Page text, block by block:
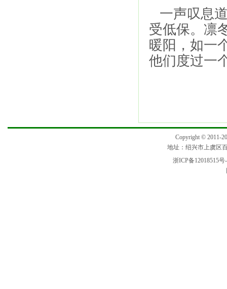
一声叹息
受低保。凛
暖阳，如一
他们度过一
Copyright © 2011-
地址：绍兴市上虞区
浙ICP备12018515号